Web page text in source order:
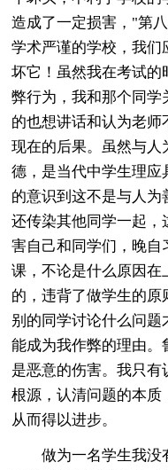
造成了一定损害，"第
学术严谨的学校，我们
坏它！虽然我在考试
弊行为，我和那个同
的也想讲话和认为老师
现在的后果。虽然与人
德，是当代中学生理应
的意识到这不是与人为
还传染其他同学一起，
害自己和同学们，晚自
课，不论是什么原因
的，违背了做学生的
别的同学讨论什么问
能成为我作弊的理由
是恶意的伤害。我只有
根源，认清问题的本质
从而得以进步。
做为一名学生我没